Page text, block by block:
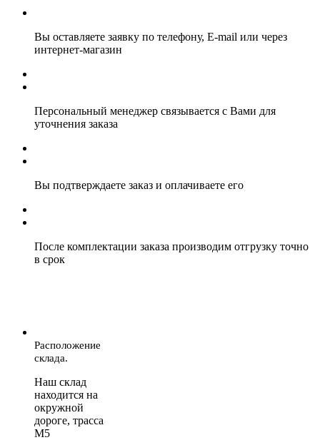
Вы оставляете заявку по телефону, E-mail или через
интернет-магазин
Персональный менеджер связывается с Вами для
уточнения заказа
Вы подтверждаете заказ и оплачиваете его
После комплектации заказа производим отгрузку точно
в срок
Расположение
склада.
Наш склад
находится на
окружной
дороге, трасса
М5